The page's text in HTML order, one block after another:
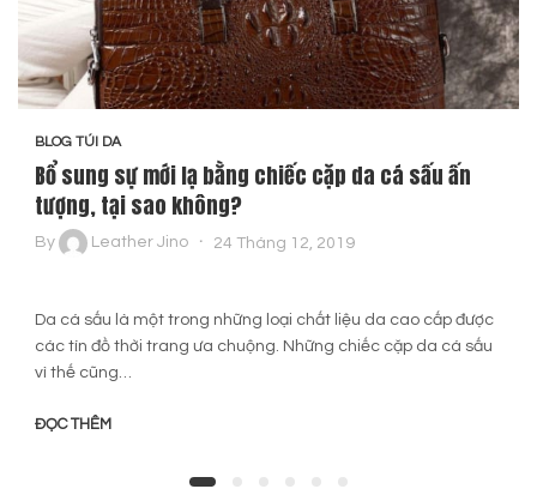
BLOG TÚI DA
Bổ sung sự mới lạ bằng chiếc cặp da cá sấu ấn
tượng, tại sao không?
By Leather Jino 24 Tháng 12, 2019
Da cá sấu là một trong những loại chất liệu da cao cấp được
các tín đồ thời trang ưa chuộng. Những chiếc cặp da cá sấu
vì thế cũng…
ĐỌC THÊM